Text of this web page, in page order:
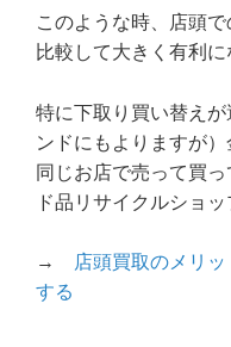
このような時、店頭
比較して大きく有利に
特に下取り買い替え
ンドにもよりますが）
同じお店で売って買
ド品リサイクルショ
→
店頭買取のメリ
する